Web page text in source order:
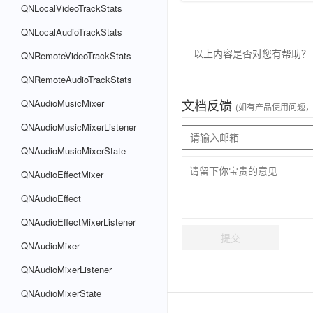
QNLocalVideoTrackStats
QNLocalAudioTrackStats
QNRemoteVideoTrackStats
QNRemoteAudioTrackStats
QNAudioMusicMixer
QNAudioMusicMixerListener
QNAudioMusicMixerState
QNAudioEffectMixer
QNAudioEffect
QNAudioEffectMixerListener
QNAudioMixer
QNAudioMixerListener
QNAudioMixerState
以上内容是否对您有帮助？
文档反馈 (如有产品使用问题
提交